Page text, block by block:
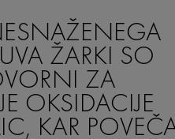
ŽARKI SO
ZA
OKSIDACIJE
KAR